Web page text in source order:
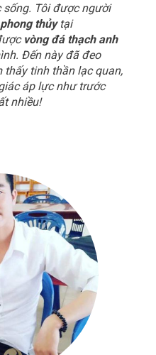
sống. Tôi được người
thủytại
vòng đá thạch anh
Đến này đã đeo
thấy tinh thần lạc quan,
áp lực như trước
nhiều!